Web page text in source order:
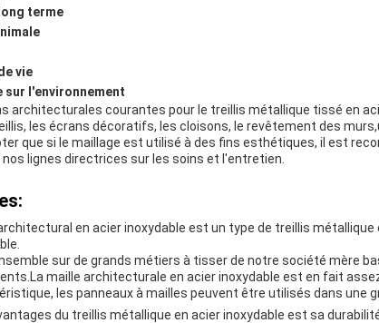
terme
vie
sur l'environnement
architecturales courantes pour le treillis métallique tissé en
les écrans décoratifs, les cloisons, le revêtement des
que si le maillage est utilisé à des fins esthétiques, il est
lignes directrices sur les soins et l'entretien.
en acier inoxydable est un type de treillis
sur de grands métiers à tisser de notre société mère
maille architecturale en acier inoxydable est en fait
les panneaux à mailles peuvent être utilisés dans une
du treillis métallique en acier inoxydable est sa